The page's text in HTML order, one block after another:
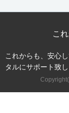
こ
これからも、安心
タルにサポート致